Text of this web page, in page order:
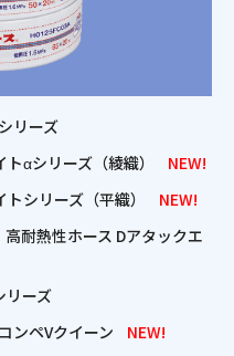
リーズ
αシリーズ（綾織）
NEW!
シリーズ（平織）
NEW!
耐熱性ホース Dアタックエ
リーズ
ンペVクイーン
NEW!